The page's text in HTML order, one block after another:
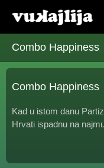
Combo Happiness
Combo Happiness
Kad u istom danu
Hrvati ispadnu na